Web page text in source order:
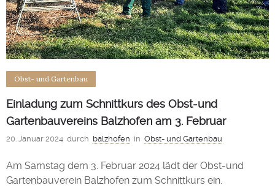
Obst- und Gartenbau
Einladung zum Schnittkurs des Obst-und
Gartenbauvereins Balzhofen am 3. Februar
20. Januar 2024 durch balzhofen in Obst- und Gartenbau
Am Samstag dem 3. Februar 2024 lädt der Obst-und
Gartenbauverein Balzhofen zum Schnittkurs ein.